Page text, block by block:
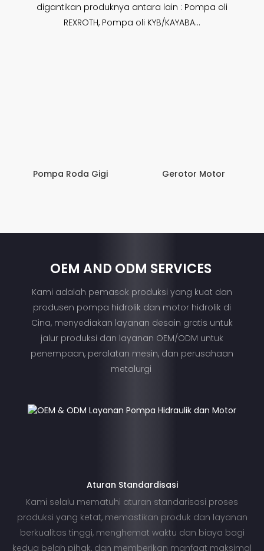
digantikan produknya antara lain : Pompa oli
REXROTH, Pompa oli KYB/KAYABA...
Pompa Roda Gigi Gerotor Motor
OEM AND ODM SERVICES
Kami adalah pemasok produksi yang kuat dan
produsen pompa hidrolik dan motor hidrolik di
Cina, menyediakan layanan desain gratis untuk
jalur produksi dan layanan OEM/ODM untuk
penempaan, peralatan mesin, dan perusahaan
metalurgi
Aturan Standardisasi
Kami selalu mematuhi aturan standarisasi proses
produksi yang ketat, memastikan produk dan layanan
berkualitas tinggi, menghemat waktu dan biaya bagi
kedua belah pihak, dan memberikan manfaat maksimal